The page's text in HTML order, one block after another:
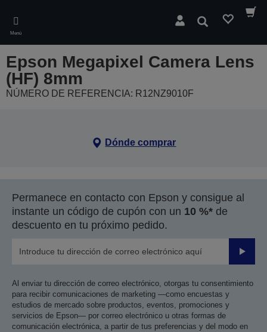
main
content
Menú
Buscar
Epson Megapixel Camera Lens
(HF) 8mm
NÚMERO DE REFERENCIA: R12NZ9010F
Dónde comprar
Permanece en contacto con Epson y consigue al
instante un código de cupón con un 10 %* de
descuento en tu próximo pedido.
Enviar
Al enviar tu dirección de correo electrónico, otorgas tu consentimiento
para recibir comunicaciones de marketing —como encuestas y
estudios de mercado sobre productos, eventos, promociones y
servicios de Epson— por correo electrónico u otras formas de
comunicación electrónica, a partir de tus preferencias y del modo en